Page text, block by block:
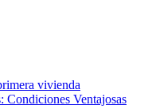
vivienda
Condiciones Ventajosas